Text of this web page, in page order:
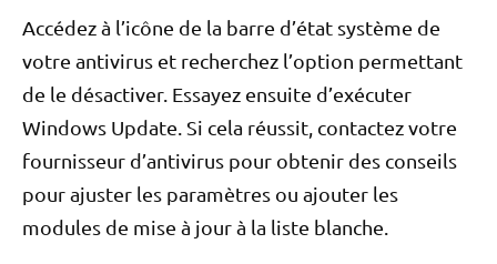
Accédez à l’icône de la barre d’état système de
votre antivirus et recherchez l’option permettant
de le désactiver. Essayez ensuite d’exécuter
Windows Update. Si cela réussit, contactez votre
fournisseur d’antivirus pour obtenir des conseils
pour ajuster les paramètres ou ajouter les
modules de mise à jour à la liste blanche.